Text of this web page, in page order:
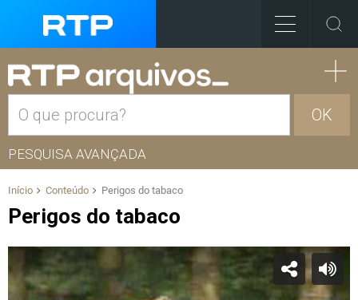
OK
PESQUISA AVANÇADA
Início Conteúdo Perigos do tabaco
Perigos do tabaco